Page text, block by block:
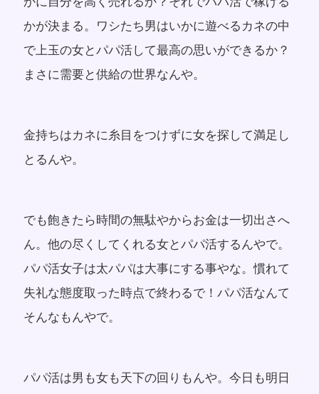
かが決まる。ワシたち男はいかに遊べるカネの中
で上玉の女とパパ活して最高の思いができるか？
まさに需要と供給の世界なんや。
金持ちはカネに糸目をつけずに女を探して満足し
とるんや。
でも飽きたら時間の無駄やからお金は一切出さへ
ん。他の尽くしてくれる女とパパ活するんやで。
パパ活女子は太パパは大事にする事やな。慣れて
失礼な態度取った時点で終わるで！パパ活なんて
そんなもんやで。
パパ活は男も女も天下の回りもんや。今日も明日